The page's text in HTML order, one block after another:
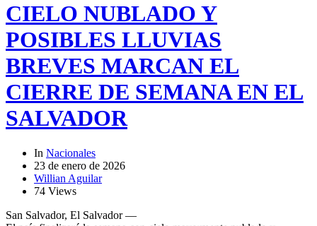
CIELO NUBLADO Y
POSIBLES LLUVIAS
BREVES MARCAN EL
CIERRE DE SEMANA EN EL
SALVADOR
In Nacionales
23 de enero de 2026
Willian Aguilar
74 Views
San Salvador, El Salvador —